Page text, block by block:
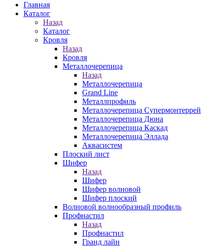
Главная
Каталог
Назад
Каталог
Кровля
Назад
Кровля
Металлочерепица
Назад
Металлочерепица
Grand Line
Металлпрофиль
Металлочерепица Супермонтеррей
Металлочерепица Дюна
Металлочерепица Каскад
Металлочерепица Эллада
Аквасистем
Плоский лист
Шифер
Назад
Шифер
Шифер волновой
Шифер плоский
Волновой волнообразный профиль
Профнастил
Назад
Профнастил
Гранд лайн